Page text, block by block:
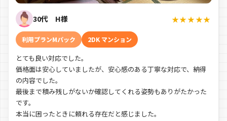
30代 H様 ★★★★★
利用プランMパック 2DK マンション
とても良い対応でした。
価格面は安心していましたが、安心感のある丁寧な対応で、納得
の内容でした。
最後まで積み残しがないか確認してくれる姿勢もありがたかった
です。
本当に困ったときに頼れる存在だと感じました。